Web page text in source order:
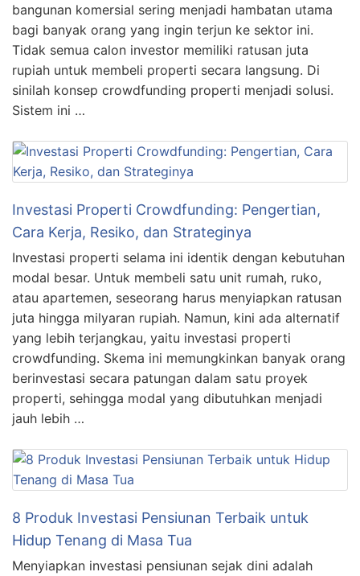
bangunan komersial sering menjadi hambatan utama
bagi banyak orang yang ingin terjun ke sektor ini.
Tidak semua calon investor memiliki ratusan juta
rupiah untuk membeli properti secara langsung. Di
sinilah konsep crowdfunding properti menjadi solusi.
Sistem ini …
Investasi Properti Crowdfunding: Pengertian,
Cara Kerja, Resiko, dan Strateginya
Investasi properti selama ini identik dengan kebutuhan
modal besar. Untuk membeli satu unit rumah, ruko,
atau apartemen, seseorang harus menyiapkan ratusan
juta hingga milyaran rupiah. Namun, kini ada alternatif
yang lebih terjangkau, yaitu investasi properti
crowdfunding. Skema ini memungkinkan banyak orang
berinvestasi secara patungan dalam satu proyek
properti, sehingga modal yang dibutuhkan menjadi
jauh lebih …
8 Produk Investasi Pensiunan Terbaik untuk
Hidup Tenang di Masa Tua
Menyiapkan investasi pensiunan sejak dini adalah